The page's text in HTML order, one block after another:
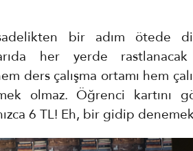
bir adım ötede
her yerde
ders çalışma ortamı hem
olmaz. Öğrenci kartını
6 TL! Eh, bir gidip